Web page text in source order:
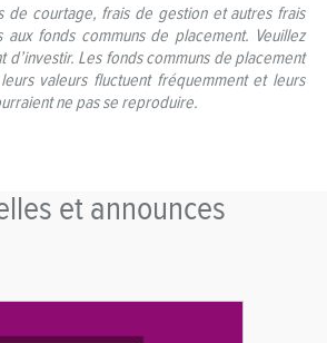
de courtage, frais de gestion et autres frais
fonds communs de placement. Veuillez
d’investir. Les fonds communs de placement
valeurs fluctuent fréquemment et leurs
ne pas se reproduire.
et announces